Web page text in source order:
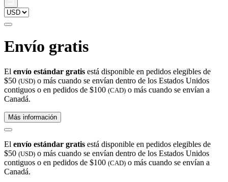
Envío gratis
El envío estándar gratis está disponible en pedidos elegibles de
$50 (USD) o más cuando se envían dentro de los Estados Unidos
contiguos o en pedidos de $100 (CAD) o más cuando se envían a
Canadá.
Más información
El envío estándar gratis está disponible en pedidos elegibles de
$50 (USD) o más cuando se envían dentro de los Estados Unidos
contiguos o en pedidos de $100 (CAD) o más cuando se envían a
Canadá.